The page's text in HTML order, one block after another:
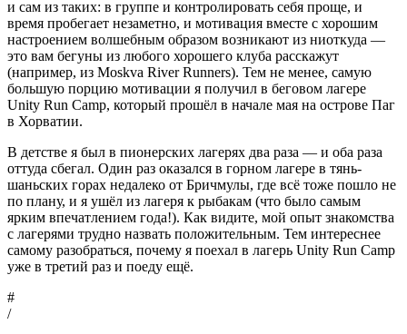
и сам из таких: в группе и контролировать себя проще, и
время пробегает незаметно, и мотивация вместе с хорошим
настроением волшебным образом возникают из ниоткуда —
это вам бегуны из любого хорошего клуба расскажут
(например, из Moskva River Runners). Тем не менее, самую
большую порцию мотивации я получил в беговом лагере
Unity Run Camp, который прошёл в начале мая на острове Паг
в Хорватии.
В детстве я был в пионерских лагерях два раза — и оба раза
оттуда сбегал. Один раз оказался в горном лагере в тянь-
шаньских горах недалеко от Бричмулы, где всё тоже пошло не
по плану, и я ушёл из лагеря к рыбакам (что было самым
ярким впечатлением года!). Как видите, мой опыт знакомства
с лагерями трудно назвать положительным. Тем интереснее
самому разобраться, почему я поехал в лагерь Unity Run Camp
уже в третий раз и поеду ещё.
#
/